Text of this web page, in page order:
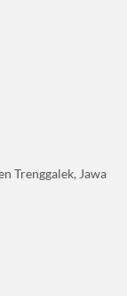
Trenggalek, Jawa